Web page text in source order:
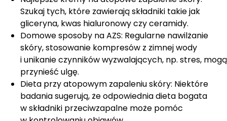
Szukaj tych, które zawierają składniki takie jak
gliceryna, kwas hialuronowy czy ceramidy.
Domowe sposoby na AZS: Regularne nawilżanie
skóry, stosowanie kompresów z zimnej wody
i unikanie czynników wyzwalających, np. stres, mogą
przynieść ulgę.
Dieta przy atopowym zapaleniu skóry: Niektóre
badania sugerują, że odpowiednia dieta bogata
w składniki przeciwzapalne może pomóc